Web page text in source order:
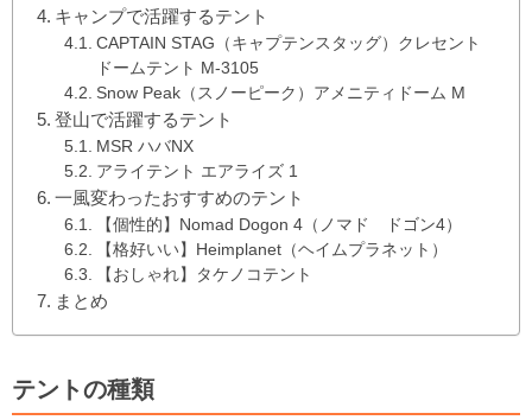
キャンプで活躍するテント
CAPTAIN STAG（キャプテンスタッグ）クレセント
ドームテント M-3105
Snow Peak（スノーピーク）アメニティドーム M
登山で活躍するテント
MSR ハバNX
アライテント エアライズ 1
一風変わったおすすめのテント
【個性的】Nomad Dogon 4（ノマド ドゴン4）
【格好いい】Heimplanet（ヘイムプラネット）
【おしゃれ】タケノコテント
まとめ
テントの種類